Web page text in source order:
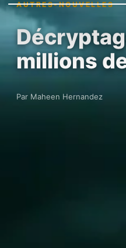
AUTRES-NOUVELLES
millions
Par Maheen Hernandez